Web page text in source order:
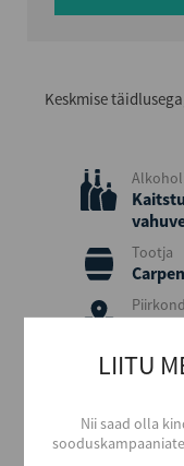
Keskmise
Tootja
Piirkond
Itaalia
Glera
LIITU
Nii saad olla